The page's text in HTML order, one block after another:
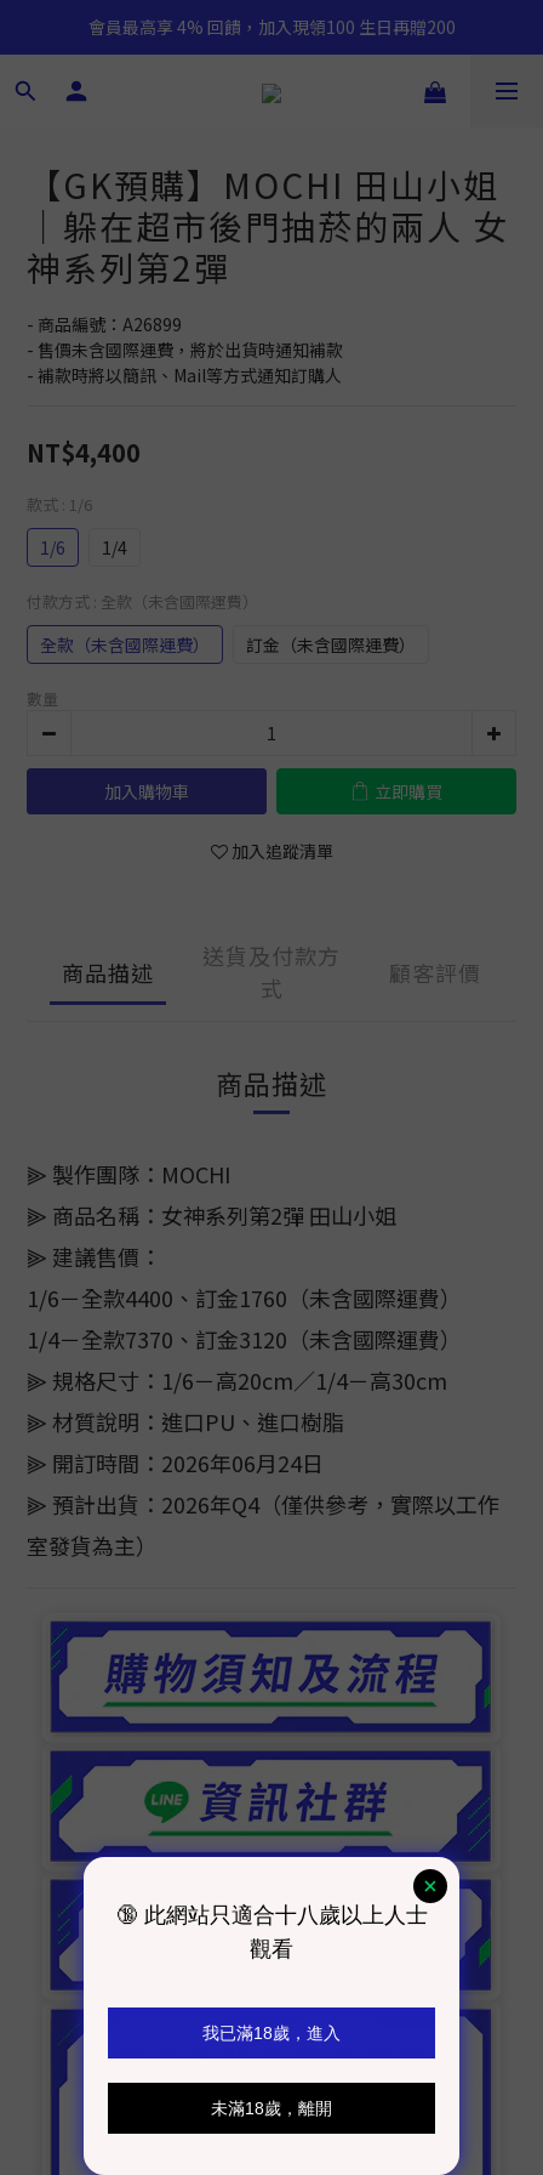
會員最高享 4% 回饋，加入現領100 生日再贈200
【GK預購】MOCHI 田山小姐
｜躲在超市後門抽菸的兩人 女
神系列第2彈
- 商品編號：A26899
- 售價未含國際運費，將於出貨時通知補款
- 補款時將以簡訊、Mail等方式通知訂購人
NT$4,400
款式 : 1/6
1/6 1/4
付款方式 : 全款（未含國際運費）
全款（未含國際運費） 訂金（未含國際運費）
數量
加入購物車 立即購買
加入追蹤清單
商品描述
送貨及付款方
式
顧客評價
商品描述
⫸ 製作團隊：MOCHI
⫸ 商品名稱：女神系列第2彈 田山小姐
⫸ 建議售價：
1/6－全款4400、訂金1760（未含國際運費）
1/4－全款7370、訂金3120（未含國際運費）
⫸ 規格尺寸：1/6－高20cm／1/4－高30cm
⫸ 材質說明：進口PU、進口樹脂
⫸ 開訂時間：2026年06月24日
⫸ 預計出貨：2026年Q4（僅供參考，實際以工作
室發貨為主）